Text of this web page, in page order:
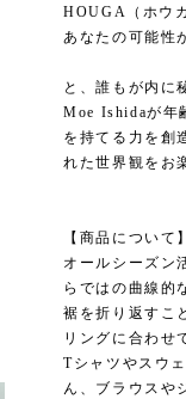
HOUGA（ホウ
あなたの可能性
と、誰もが内に
Moe Ishidaが年
を持てる力を創
れた世界観をお
【商品について】
オールシーズン
らではの曲線的
裾を折り返すこ
リングに合わせ
Tシャツやスウ
ん、ブラウスや